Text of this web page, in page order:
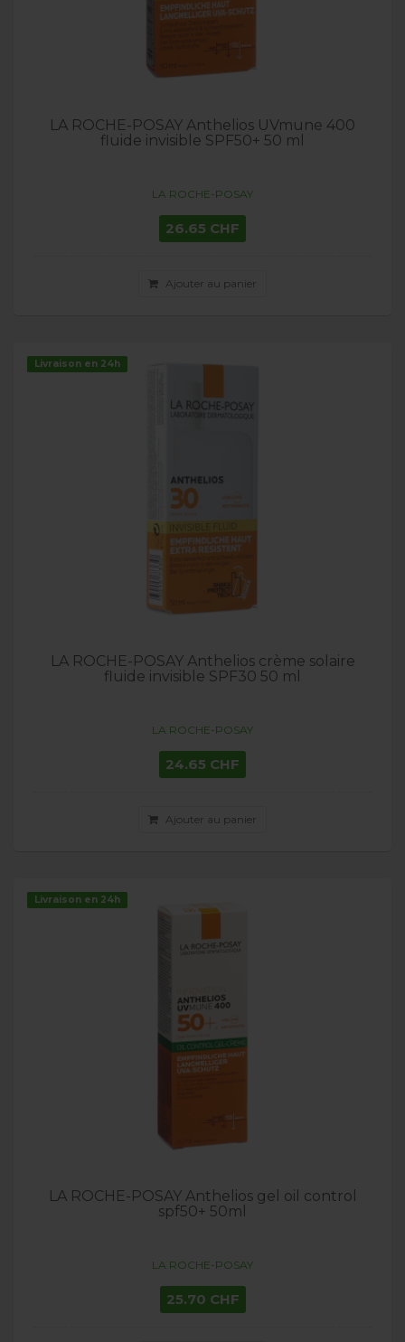
LA ROCHE-POSAY Anthelios UVmune 400
fluide invisible SPF50+ 50 ml
LA ROCHE-POSAY
26.65 CHF
Ajouter au panier
Livraison en 24h
LA ROCHE-POSAY Anthelios crème solaire
fluide invisible SPF30 50 ml
LA ROCHE-POSAY
24.65 CHF
Ajouter au panier
Livraison en 24h
LA ROCHE-POSAY Anthelios gel oil control
spf50+ 50ml
LA ROCHE-POSAY
25.70 CHF